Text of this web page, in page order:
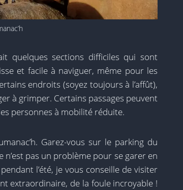
quelques sections difficiles qui sont
et facile à naviguer, même pour les
endroits (soyez toujours à l’affût),
à grimper. Certains passages peuvent
personnes à mobilité réduite.
Garez-vous sur le parking du
n’est pas un problème pour se garer en
l’été, je vous conseille de visiter
extraordinaire, de la foule incroyable !